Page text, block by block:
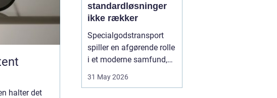
halter det
standardløsninger
ikke rækker
Specialgodstransport
spiller en afgørende rolle
i et moderne samfund,
mere specialiseret, og
31 May 2026